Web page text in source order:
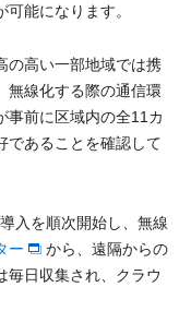
能になります。
の高い一部地域では携
無線化する際の通信環
事前に区域内の全11カ
であることを確認して
入を順次開始し、無線
ー
から、遠隔からの
毎日収集され、クラウ